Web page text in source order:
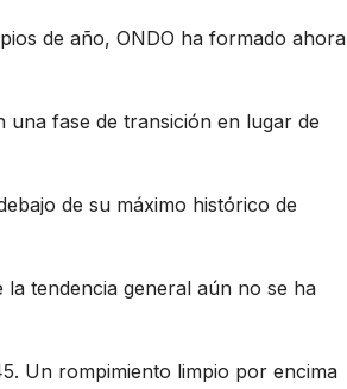
de año, ONDO ha formado ahora
una fase de transición en lugar de
de su máximo histórico de
tendencia general aún no se ha
Un rompimiento limpio por encima